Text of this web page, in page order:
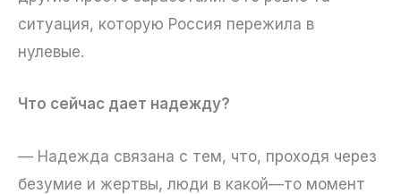
ситуация, которую Россия пережила в
нулевые.
Что сейчас дает надежду?
— Надежда связана с тем, что, проходя через
безумие и жертвы, люди в какой—то момент